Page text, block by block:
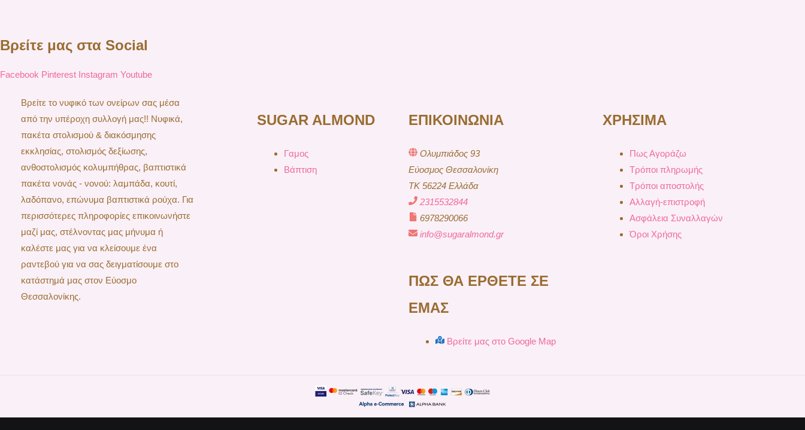
Βρείτε μας στα Social
Facebook Pinterest Instagram Youtube
Βρείτε το νυφικό των ονείρων σας μέσα
από την υπέροχη συλλογή μας!! Νυφικά,
πακέτα στολισμού & διακόσμησης
εκκλησίας, στολισμός δεξίωσης,
ανθοστολισμός κολυμπήθρας, βαπτιστικά
πακέτα νονάς - νονού: λαμπάδα, κουτί,
λαδόπανο, επώνυμα βαπτιστικά ρούχα. Για
περισσότερες πληροφορίες επικοινωνήστε
μαζί μας, στέλνοντας μας μήνυμα ή
καλέστε μας για να κλείσουμε ένα
ραντεβού για να σας δειγματίσουμε στο
κατάστημά μας στον Εύοσμο
Θεσσαλονίκης.
SUGAR ALMOND
Γαμος
Βάπτιση
ΕΠΙΚΟΙΝΩΝΙΑ
Ολυμπιάδος 93
Εύοσμος Θεσσαλονίκη
TK 56224 Ελλάδα
2315532844
6978290066
info@sugaralmond.gr
ΠΩΣ ΘΑ ΕΡΘΕΤΕ ΣΕ
ΕΜΑΣ
Βρείτε μας στο Google Map
ΧΡΗΣΙΜΑ
Πως Αγοράζω
Τρόποι πληρωμής
Τρόποι αποστολής
Αλλαγή-επιστροφή
Ασφάλεια Συναλλαγών
Όροι Χρήσης